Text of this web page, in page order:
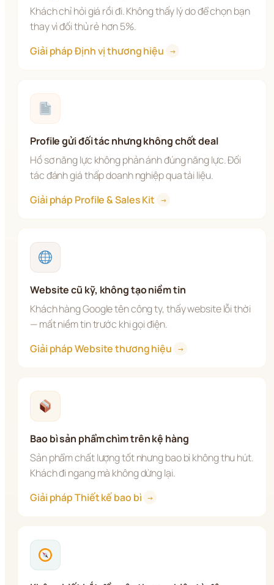
Khách chỉ hỏi giá rồi đi. Không thấy lý do để chọn bạn
thay vì đối thủ rẻ hơn 5%.
Giải pháp Định vị thương hiệu
→
Profile gửi đối tác nhưng không chốt deal
Hồ sơ năng lực không phản ánh đúng năng lực. Đối
tác đánh giá thấp doanh nghiệp qua tài liệu.
Giải pháp Profile & Sales Kit
→
Website cũ kỹ, không tạo niềm tin
Khách hàng Google tên công ty, thấy website lỗi thời
— mất niềm tin trước khi gọi điện.
Giải pháp Website thương hiệu
→
Bao bì sản phẩm chìm trên kệ hàng
Sản phẩm chất lượng tốt nhưng bao bì không thu hút.
Khách đi ngang mà không dừng lại.
Giải pháp Thiết kế bao bì
→